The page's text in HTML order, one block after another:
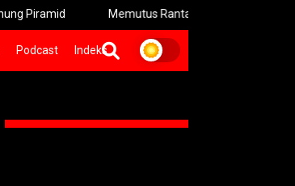
Memutus Rantai Setan: Darurat Judi Online &
Podcast Indeks